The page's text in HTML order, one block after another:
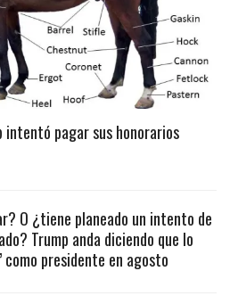
intentó pagar sus honorarios
O ¿tiene planeado un intento de
Trump anda diciendo que lo
como presidente en agosto